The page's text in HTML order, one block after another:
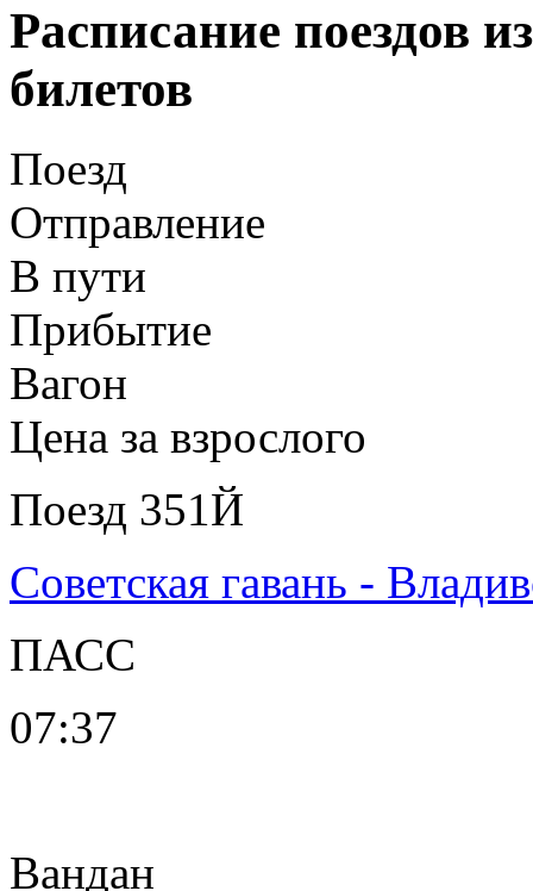
Расписание поездов
билетов
Поезд
Отправление
В пути
Прибытие
Вагон
Цена за взрослого
Поезд 351Й
Советская гавань -
ПАСС
07:37
Вандан